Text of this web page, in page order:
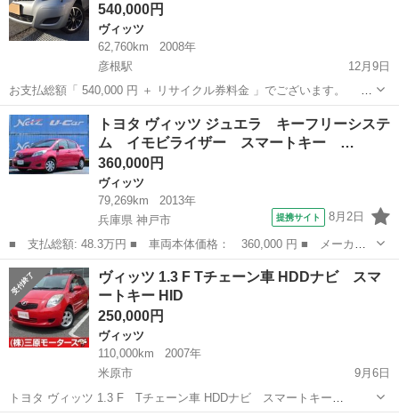
540,000円
ヴィッツ
62,760km
2008年
彦根駅
12月9日
お支払総額「 540,000 円 ＋ リサイクル券料金 」でございます。 平
成20年式！トヨタのヴィッツです！ トヨタ純正ＤＶＤナビ搭載なので
遠くのおでかけも安心！ DVD・CD・MD対応可能なので好きな...
滋賀 彦根市 彦根駅
トヨタ ヴィッツ ジュエラ キーフリーシステ
ム イモビライザー スマートキー …
360,000円
ヴィッツ
79,269km
2013年
兵庫県 神戸市
提携サイト 8月2日
■ 支払総額: 48.3万円 ■ 車両本体価格： 360,000 円 ■ メーカー
名： トヨタ ■ 車種名： ヴィッツ ■ グレード名： ジュエラ
キーフリーシステム イモビライザー スマートキー パワーウィン
ドウ ワンセ...
兵庫 神戸市
ヴィッツ 1.3 F Tチェーン車 HDDナビ スマ
ートキー HID
250,000円
ヴィッツ
110,000km
2007年
米原市
9月6日
トヨタ ヴィッツ 1.3 F Tチェーン車 HDDナビ スマートキー